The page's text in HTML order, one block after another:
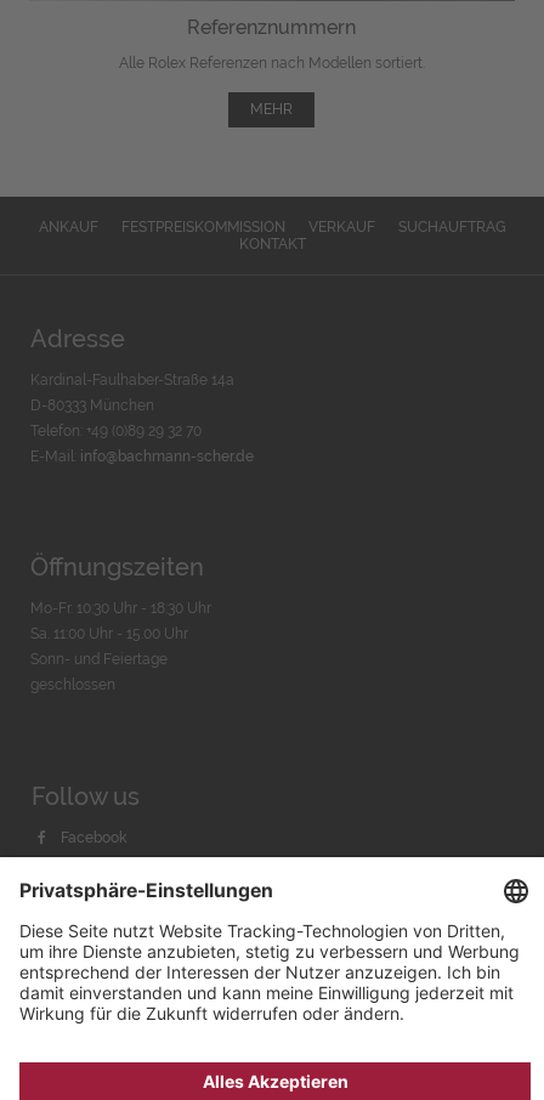
Referenznummern
Alle Rolex Referenzen nach Modellen sortiert.
MEHR
ANKAUF FESTPREISKOMMISSION VERKAUF
SUCHAUFTRAG
KONTAKT
Adresse
Kardinal-Faulhaber-Straße 14a
D-80333 München
Telefon: +49 (0)89 29 32 70
E-Mail: info@bachmann-scher.de
Öffnungszeiten
Mo-Fr. 10:30 Uhr - 18:30 Uhr
Sa. 11:00 Uhr - 15.00 Uhr
Sonn- und Feiertage
geschlossen
Follow us
Facebook
Youtube